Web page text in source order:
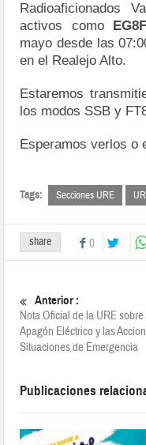
Radioaficionados
activos como
mayo desde las
en el Realejo Alto.
Estaremos
los modos SSB y
Esperamos verlos o
Tags: Secciones URE
share 0
Anterior :
Nota Oficial de la URE sobre
Apagón Eléctrico y las
Situaciones de Emergencia
Publicaciones